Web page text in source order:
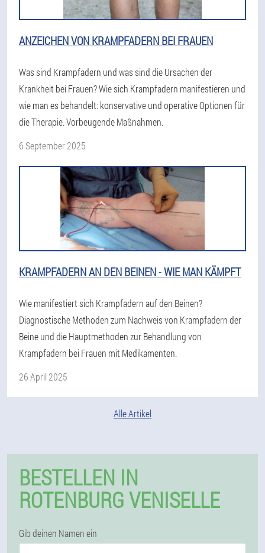
ANZEICHEN VON KRAMPFADERN BEI FRAUEN
Was sind Krampfadern und was sind die Ursachen der
Krankheit bei Frauen? Wie sich Krampfadern manifestieren und
wie man es behandelt: konservative und operative Optionen für
die Therapie. Vorbeugende Maßnahmen.
6 September 2025
KRAMPFADERN AN DEN BEINEN - WIE MAN KÄMPFT
Wie manifestiert sich Krampfadern auf den Beinen?
Diagnostische Methoden zum Nachweis von Krampfadern der
Beine und die Hauptmethoden zur Behandlung von
Krampfadern bei Frauen mit Medikamenten.
26 April 2025
Alle Artikel
BESTELLEN IN
ROTENBURG VENISELLE
Gib deinen Namen ein